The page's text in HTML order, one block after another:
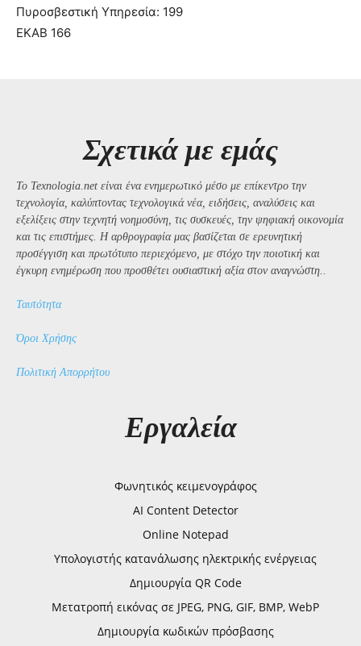
Πυροσβεστική Υπηρεσία: 199
ΕΚΑΒ 166
Σχετικά με εμάς
Το Texnologia.net είναι ένα ενημερωτικό μέσο με επίκεντρο την
τεχνολογία, καλύπτοντας τεχνολογικά νέα, ειδήσεις, αναλύσεις και
εξελίξεις στην τεχνητή νοημοσύνη, τις συσκευές, την ψηφιακή οικονομία
και τις επιστήμες. Η αρθρογραφία μας βασίζεται σε ερευνητική
προσέγγιση και πρωτότυπο περιεχόμενο, με στόχο την ποιοτική και
έγκυρη ενημέρωση που προσθέτει ουσιαστική αξία στον αναγνώστη..
Ταυτότητα
Όροι Χρήσης
Πολιτική Απορρήτου
Εργαλεία
Φωνητικός κειμενογράφος
AI Content Detector
Online Notepad
Υπολογιστής κατανάλωσης ηλεκτρικής ενέργειας
Δημιουργία QR Code
Μετατροπή εικόνας σε JPEG, PNG, GIF, BMP, WebP
Δημιουργία κωδικών πρόσβασης